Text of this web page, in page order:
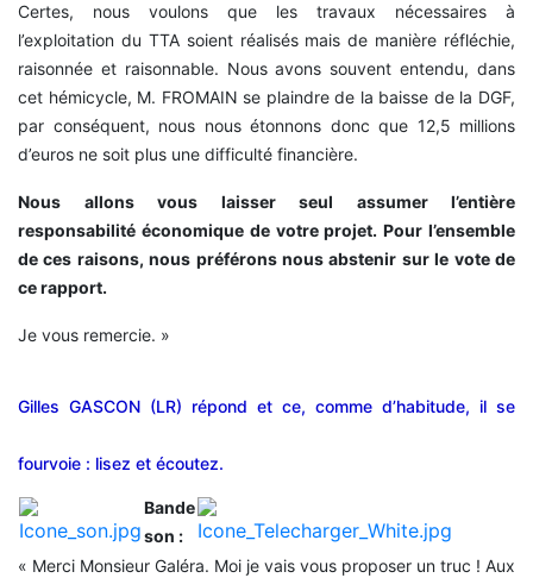
Certes, nous voulons que les travaux nécessaires à
l’exploitation du TTA soient réalisés mais de manière réfléchie,
raisonnée et raisonnable. Nous avons souvent entendu, dans
cet hémicycle, M. FROMAIN se plaindre de la baisse de la DGF,
par conséquent, nous nous étonnons donc que 12,5 millions
d’euros ne soit plus une difficulté financière.
Nous allons vous laisser seul assumer l’entière
responsabilité économique de votre projet. Pour l’ensemble
de ces raisons, nous préférons nous abstenir sur le vote de
ce rapport.
Je vous remercie. »
Gilles GASCON (LR) répond et ce, comme d’habitude, il se
fourvoie : lisez et écoutez.
Bande
son :
« Merci Monsieur Galéra. Moi je vais vous proposer un truc ! Aux